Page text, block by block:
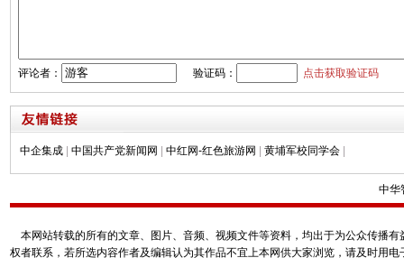
评论者： 验证码： 点击获取验证码
中企集成 | 中国共产党新闻网 | 中红网-红色旅游网 | 黄埔军校同学会 |
中华
本网站转载的所有的文章、图片、音频、视频文件等资料，均出于为公众传播
权者联系，若所选内容作者及编辑认为其作品不宜上本网供大家浏览，请及时用